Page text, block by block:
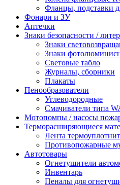
Фланцы, подставки
Фонари и ЗУ
Аптечки
Знаки безопасности /
Знаки
Знаки
Световые табло
Журналы, сборники
Плакаты
Пенообразователи
Углеводородные
Смачиватели типа
Мотопомпы / насосы
Терморасширяющиеся
Лента
Противопожарные
Автотовары
Огнетушители
Инвентарь
Пеналы для